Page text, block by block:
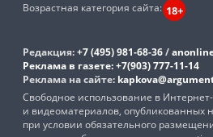
Возрастная категория сайта: 18+
Редакция:+7 (495) 981-68-36/
Реклама в газете:+7(903) 777-11-14
Реклама на сайте:
Свободное использование в
и видеоматериалов, опубликованных
при условии обязательного